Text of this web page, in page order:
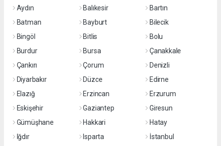
Aydın
Balıkesir
Bartın
Batman
Bayburt
Bilecik
Bingöl
Bitlis
Bolu
Burdur
Bursa
Çanakkale
Çankırı
Çorum
Denizli
Diyarbakır
Düzce
Edirne
Elazığ
Erzincan
Erzurum
Eskişehir
Gaziantep
Giresun
Gümüşhane
Hakkari
Hatay
Iğdır
Isparta
İstanbul